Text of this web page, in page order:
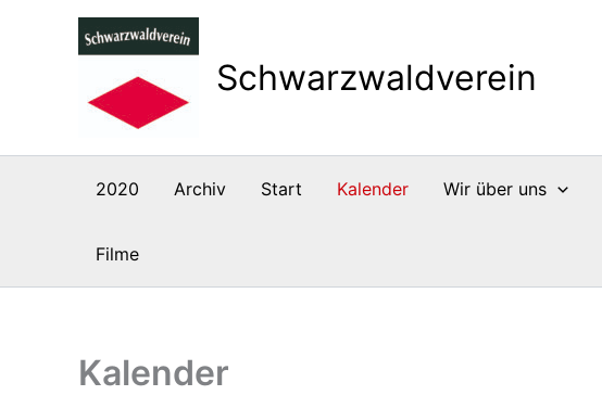
Schwarzwaldverein
2020 Archiv Start Kalender Wir über uns
Filme
Kalender